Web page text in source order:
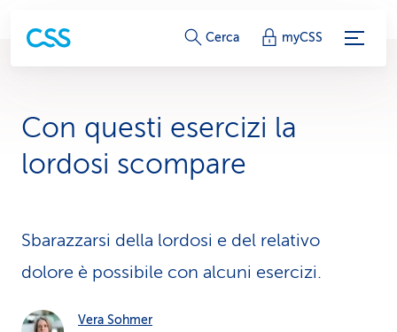
c
e
a
m
Cerca myCSS
Con questi esercizi la
lordosi scompare
Sbarazzarsi della lordosi e del relativo
dolore è possibile con alcuni esercizi.
Vera Sohmer